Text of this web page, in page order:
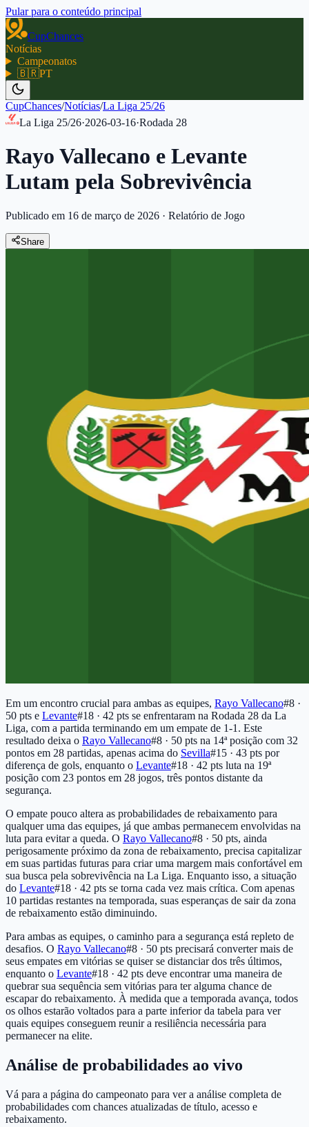
Pular para o conteúdo principal
CupChances
Notícias
Campeonatos
🇧🇷PT
CupChances/Notícias/La Liga 25/26
La Liga 25/26·2026-03-16·Rodada 28
Rayo Vallecano e Levante
Lutam pela Sobrevivência
Publicado em 16 de março de 2026 · Relatório de Jogo
Share
Em um encontro crucial para ambas as equipes, Rayo Vallecano#8 ·
50 pts e Levante#18 · 42 pts se enfrentaram na Rodada 28 da La
Liga, com a partida terminando em um empate de 1-1. Este
resultado deixa o Rayo Vallecano#8 · 50 pts na 14ª posição com 32
pontos em 28 partidas, apenas acima do Sevilla#15 · 43 pts por
diferença de gols, enquanto o Levante#18 · 42 pts luta na 19ª
posição com 23 pontos em 28 jogos, três pontos distante da
segurança.
O empate pouco altera as probabilidades de rebaixamento para
qualquer uma das equipes, já que ambas permanecem envolvidas na
luta para evitar a queda. O Rayo Vallecano#8 · 50 pts, ainda
perigosamente próximo da zona de rebaixamento, precisa capitalizar
em suas partidas futuras para criar uma margem mais confortável em
sua busca pela sobrevivência na La Liga. Enquanto isso, a situação
do Levante#18 · 42 pts se torna cada vez mais crítica. Com apenas
10 partidas restantes na temporada, suas esperanças de sair da zona
de rebaixamento estão diminuindo.
Para ambas as equipes, o caminho para a segurança está repleto de
desafios. O Rayo Vallecano#8 · 50 pts precisará converter mais de
seus empates em vitórias se quiser se distanciar dos três últimos,
enquanto o Levante#18 · 42 pts deve encontrar uma maneira de
quebrar sua sequência sem vitórias para ter alguma chance de
escapar do rebaixamento. À medida que a temporada avança, todos
os olhos estarão voltados para a parte inferior da tabela para ver
quais equipes conseguem reunir a resiliência necessária para
permanecer na elite.
Análise de probabilidades ao vivo
Vá para a página do campeonato para ver a análise completa de
probabilidades com chances atualizadas de título, acesso e
rebaixamento.